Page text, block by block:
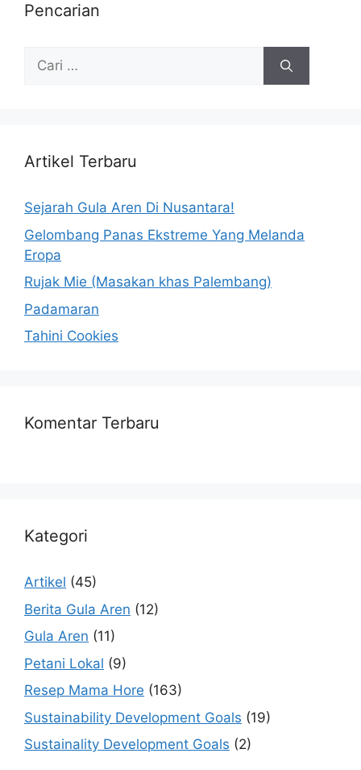
Pencarian
Artikel Terbaru
Sejarah Gula Aren Di Nusantara!
Gelombang Panas Ekstreme Yang Melanda
Eropa
Rujak Mie (Masakan khas Palembang)
Padamaran
Tahini Cookies
Komentar Terbaru
Kategori
Artikel (45)
Berita Gula Aren (12)
Gula Aren (11)
Petani Lokal (9)
Resep Mama Hore (163)
Sustainability Development Goals (19)
Sustainality Development Goals (2)